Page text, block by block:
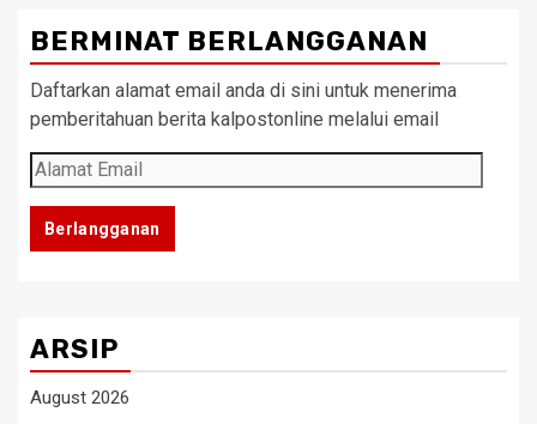
BERMINAT BERLANGGANAN
Daftarkan alamat email anda di sini untuk menerima
pemberitahuan berita kalpostonline melalui email
Alamat
Email
Berlangganan
ARSIP
August 2026